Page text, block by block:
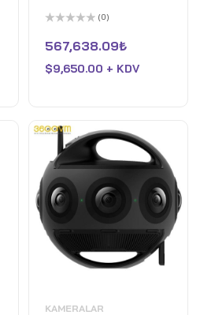
Kamera
üzerinden
0
aldı
(0)
567,638.09₺
$9,650.00 + KDV
KAMERALAR